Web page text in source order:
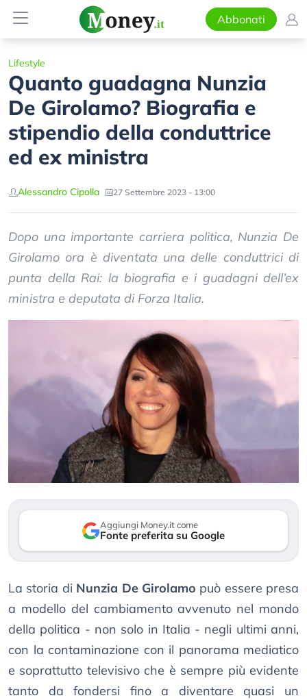
Abbonati
Lifestyle
Quanto guadagna Nunzia
De Girolamo? Biografia e
stipendio della conduttrice
ed ex ministra
Alessandro Cipolla 27 Settembre 2023 - 13:00
Dopo una importante carriera politica, Nunzia De
Girolamo ora è diventata una delle conduttrici di
punta della Rai: la biografia e i guadagni dell’ex
ministra e deputata di Forza Italia.
Aggiungi Money.it come
Fonte preferita su Google
La storia di Nunzia De Girolamo può essere presa
a modello del cambiamento avvenuto nel mondo
della politica - non solo in Italia - negli ultimi anni,
con la contaminazione con il panorama mediatico
e soprattutto televisivo che è sempre più evidente
tanto da fondersi fino a diventare quasi un